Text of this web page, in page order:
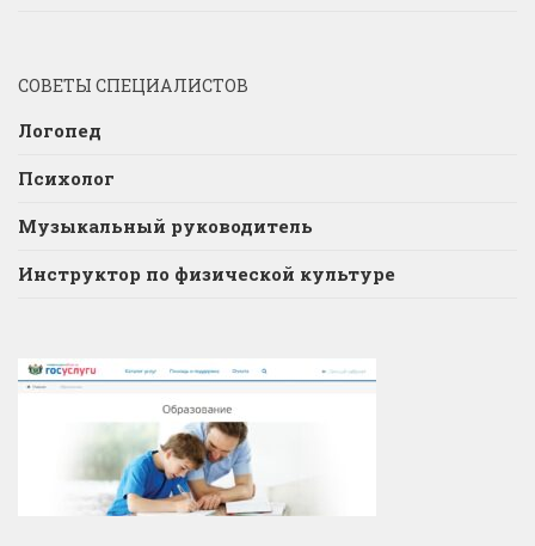
СОВЕТЫ СПЕЦИАЛИСТОВ
Логопед
Психолог
Музыкальный руководитель
Инструктор по физической культуре